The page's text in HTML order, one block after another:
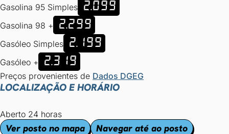
Gasolina 95 Simples 2.099
Gasolina 98 + 2.299
Gasóleo Simples 2.199
Gasóleo + 2.319
Preços provenientes de Dados DGEG
LOCALIZAÇÃO E HORÁRIO
Aberto 24 horas
Ver posto no mapa
Navegar até ao posto